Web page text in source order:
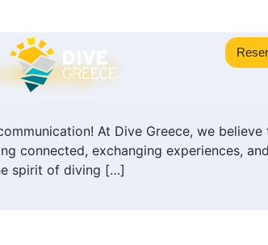
?
At Dive Greece, we
connected, exchanging experiences,
spirit of diving […]